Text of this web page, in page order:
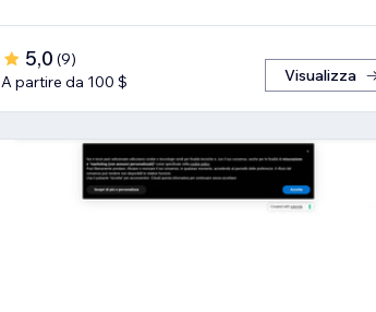
5,0 (9)
A partire da 100 $
Visualizza